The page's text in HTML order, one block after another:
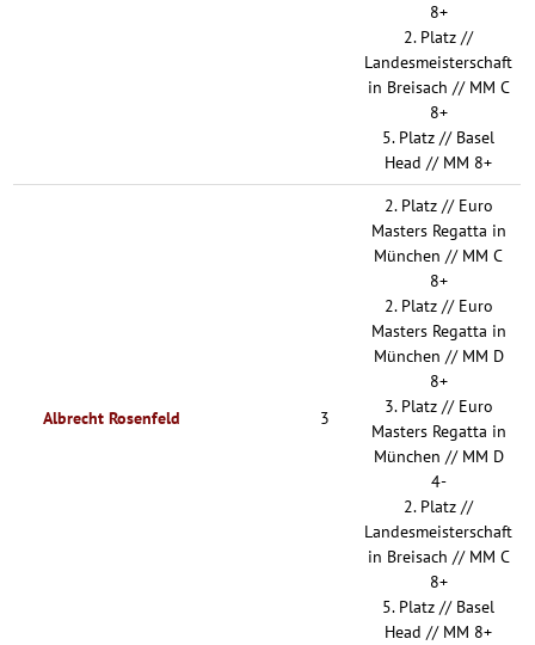
8+
2. Platz //
Landesmeisterschaft
in Breisach // MM C
8+
5. Platz // Basel
Head // MM 8+
Albrecht Rosenfeld 3
2. Platz // Euro
Masters Regatta in
München // MM C
8+
2. Platz // Euro
Masters Regatta in
München // MM D
8+
3. Platz // Euro
Masters Regatta in
München // MM D
4-
2. Platz //
Landesmeisterschaft
in Breisach // MM C
8+
5. Platz // Basel
Head // MM 8+